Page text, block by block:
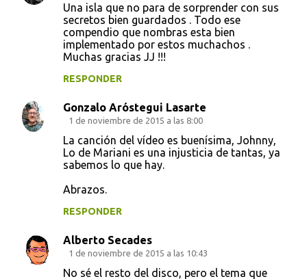
Una isla que no para de sorprender con sus
secretos bien guardados . Todo ese
compendio que nombras esta bien
implementado por estos muchachos .
Muchas gracias JJ !!!
RESPONDER
Gonzalo Aróstegui Lasarte
1 de noviembre de 2015 a las 8:00
La canción del vídeo es buenísima, Johnny,
Lo de Mariani es una injusticia de tantas, ya
sabemos lo que hay.
Abrazos.
RESPONDER
Alberto Secades
1 de noviembre de 2015 a las 10:43
No sé el resto del disco, pero el tema que